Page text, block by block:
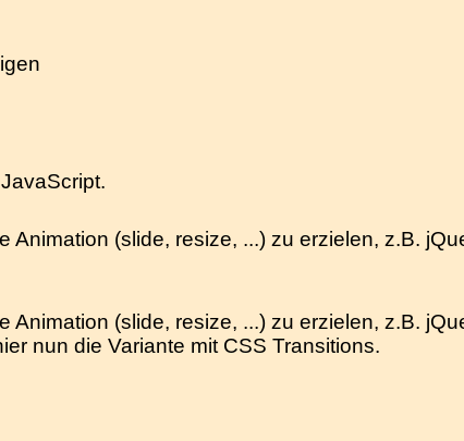
(slide, resize, ...) zu erzielen, z.B.
(slide, resize, ...) zu erzielen, z.B.
nun die Variante mit CSS Transitions.